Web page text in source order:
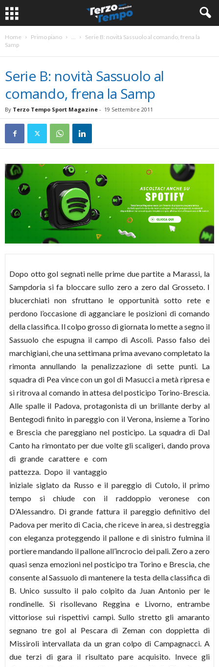
Home Primo piano ...
Serie B: novità Sassuolo al comando, frena la
Samp
Serie B: novità Sassuolo al
comando, frena la Samp
By Terzo Tempo Sport Magazine - 19 Settembre 2011
Dopo otto gol segnati nelle prime due partite a Marassi, la
Sampdoria si fa bloccare sullo zero a zero dal Grosseto. I
blucerchiati non sfruttano le opportunità sotto rete e
perdono l’occasione di agganciare le posizioni di comando
della classifica. Il colpo grosso di giornata lo mette a segno il
Sassuolo che espugna il campo di Ascoli. Passo falso dei
marchigiani, che una settimana prima avevano completato la
rimonta annullando la penalizzazione di sette punti. La
squadra di Pea vince con un gol di Masucci a metà ripresa e
si ritrova al comando in attesa del posticipo Torino-Brescia.
Alle spalle il Padova, protagonista di un brillante derby al
Bentegodi finito in pareggio con il Verona, insieme a Torino
e Brescia che pareggiano nel posticipo. La squadra di Dal
Canto ha rimontato per due volte gli scaligeri, dando prova
di grande carattere e com
pattezza. Dopo il vantaggio
iniziale siglato da Russo e il pareggio di Cutolo, il primo
tempo si chiude con il raddoppio veronese con
D’Alessandro. Di grande fattura il pareggio definitivo del
Padova per merito di Cacia, che riceve in area, si destreggia
con eleganza proteggendo il pallone e di sinistro fulmina il
portiere mandando il pallone all’incrocio dei pali. Zero a zero
quasi senza emozioni nel posticipo tra Torino e Brescia, che
consente al Sassuolo di mantenere la testa della classifica di
B. Unico sussulto il palo colpito da Juan Antonio per le
rondinelle. Si risollevano Reggina e Livorno, entrambe
vittoriose sui rispettivi campi. Sullo stretto gli amaranto
segnano tre gol al Pescara di Zeman con doppietta di
Missiroli intervallata da un gran colpo di Campagnacci. A
due terzi di gara il risultato pare acquisito. Invece gli